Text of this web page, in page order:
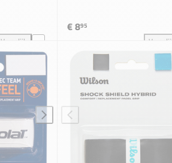
Vergelijk
HEAD Dual Absorbing Grip toevoegen aan
€ 895